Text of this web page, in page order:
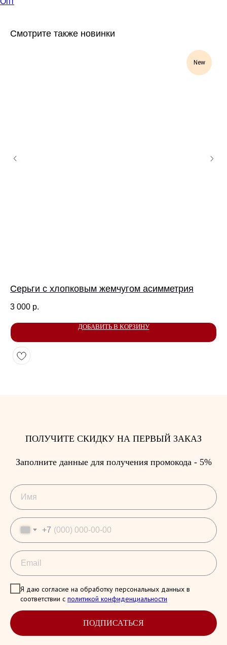
Смотрите также новинки
New
Серьги с хлопковым жемчугом асимметрия
3 000 р.
ДОБАВИТЬ В КОРЗИНУ
ПОЛУЧИТЕ СКИДКУ НА ПЕРВЫЙ ЗАКАЗ
Заполните данные для получения промокода - 5%
+7
Я даю согласие на обработку персональных данных в
соответствии с политикой конфиденциальности
ПОДПИСАТЬСЯ
ПРЕДЛОЖЕНИЯМ. СВЯЖИТЕСЬ СО МНОЙ